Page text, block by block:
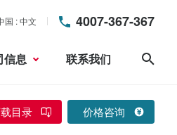
国 中文 4007-367-367
信息 联系我们
目录 价格咨询